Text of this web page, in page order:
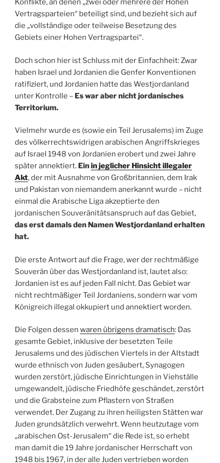
Konflikte, an denen „zwei oder mehrere der Hohen
Vertragsparteien“ beteiligt sind, und bezieht sich auf
die „vollständige oder teilweise Besetzung des
Gebiets einer Hohen Vertragspartei“.
Doch schon hier ist Schluss mit der Einfachheit: Zwar
haben Israel und Jordanien die Genfer Konventionen
ratifiziert, und Jordanien hatte das Westjordanland
unter Kontrolle – Es war aber nicht jordanisches
Territorium.
Vielmehr wurde es (sowie ein Teil Jerusalems) im Zuge
des völkerrechtswidrigen arabischen Angriffskrieges
auf Israel 1948 von Jordanien erobert und zwei Jahre
später annektiert. Einin jeglicher Hinsicht illegaler
Akt, der mit Ausnahme von Großbritannien, dem Irak
und Pakistan von niemandem anerkannt wurde – nicht
einmal die Arabische Liga akzeptierte den
jordanischen Souveränitätsanspruch auf das Gebiet,
das erst damals den Namen Westjordanland erhalten
hat.
Die erste Antwort auf die Frage, wer der rechtmäßige
Souverän über das Westjordanland ist, lautet also:
Jordanien ist es auf jeden Fall nicht. Das Gebiet war
nicht rechtmäßiger Teil Jordaniens, sondern war vom
Königreich illegal okkupiert und annektiert worden.
Die Folgen dessen waren übrigens dramatisch: Das
gesamte Gebiet, inklusive der besetzten Teile
Jerusalems und des jüdischen Viertels in der Altstadt
wurde ethnisch von Juden gesäubert, Synagogen
wurden zerstört, jüdische Einrichtungen in Viehställe
umgewandelt, jüdische Friedhöfe geschändet, zerstört
und die Grabsteine zum Pflastern von Straßen
verwendet. Der Zugang zu ihren heiligsten Stätten war
Juden grundsätzlich verwehrt. Wenn heutzutage vom
„arabischen Ost-Jerusalem“ die Rede ist, so erhebt
man damit die 19 Jahre jordanischer Herrschaft von
1948 bis 1967, in der alle Juden vertrieben worden